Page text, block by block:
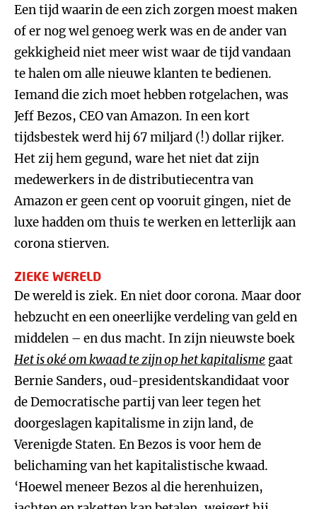
Een tijd waarin de een zich zorgen moest maken
of er nog wel genoeg werk was en de ander van
gekkigheid niet meer wist waar de tijd vandaan
te halen om alle nieuwe klanten te bedienen.
Iemand die zich moet hebben rotgelachen, was
Jeff Bezos, CEO van Amazon. In een kort
tijdsbestek werd hij 67 miljard (!) dollar rijker.
Het zij hem gegund, ware het niet dat zijn
medewerkers in de distributiecentra van
Amazon er geen cent op vooruit gingen, niet de
luxe hadden om thuis te werken en letterlijk aan
corona stierven.
ZIEKE WERELD
De wereld is ziek. En niet door corona. Maar door
hebzucht en een oneerlijke verdeling van geld en
middelen – en dus macht. In zijn nieuwste boek
Het is oké om kwaad te zijn op het kapitalisme gaat
Bernie Sanders, oud-presidentskandidaat voor
de Democratische partij van leer tegen het
doorgeslagen kapitalisme in zijn land, de
Verenigde Staten. En Bezos is voor hem de
belichaming van het kapitalistische kwaad.
‘Hoewel meneer Bezos al die herenhuizen,